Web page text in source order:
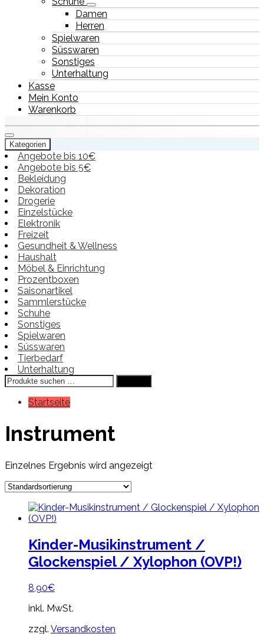
Damen
Herren
Spielwaren
Süsswaren
Sonstiges
Unterhaltung
Kasse
Mein Konto
Warenkorb
Kategorien
Angebote bis 10€
Angebote bis 5€
Bekleidung
Dekoration
Drogerie
Einzelstücke
Elektronik
Freizeit
Gesundheit & Wellness
Haushalt
Möbel & Einrichtung
Prozentboxen
Saisonartikel
Sammlerstücke
Schuhe
Sonstiges
Spielwaren
Süsswaren
Tierbedarf
Unterhaltung
Suchen
nach:
Startseite
Instrument
Einzelnes Ergebnis wird angezeigt
Kinder-Musikinstrument /
Glockenspiel / Xylophon (OVP!)
8,90€
inkl. MwSt.
zzgl. Versandkosten